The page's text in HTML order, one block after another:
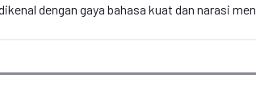
dengan gaya bahasa kuat dan narasi